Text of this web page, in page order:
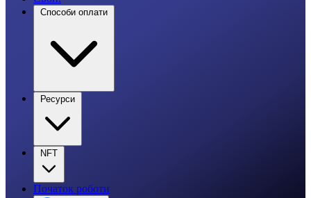
Способи оплати
Ресурси
NFT
Початок роботи